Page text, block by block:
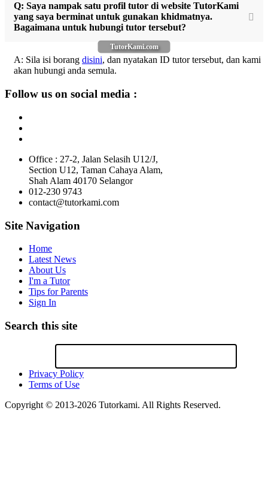
TutorKami.com
Q: Saya nampak satu profil tutor di website TutorKami
yang saya berminat untuk gunakan khidmatnya.
Bagaimana untuk hubungi tutor tersebut?
A: Sila isi borang disini, dan nyatakan ID tutor tersebut, dan kami
akan hubungi anda semula.
Follow us on social media :
Office : 27-2, Jalan Selasih U12/J,
Section U12, Taman Cahaya Alam,
Shah Alam 40170 Selangor
012-230 9743
contact@tutorkami.com
Site Navigation
Home
Latest News
About Us
I'm a Tutor
Tips for Parents
Sign In
Search this site
Privacy Policy
Terms of Use
Copyright © 2013-2026 Tutorkami. All Rights Reserved.